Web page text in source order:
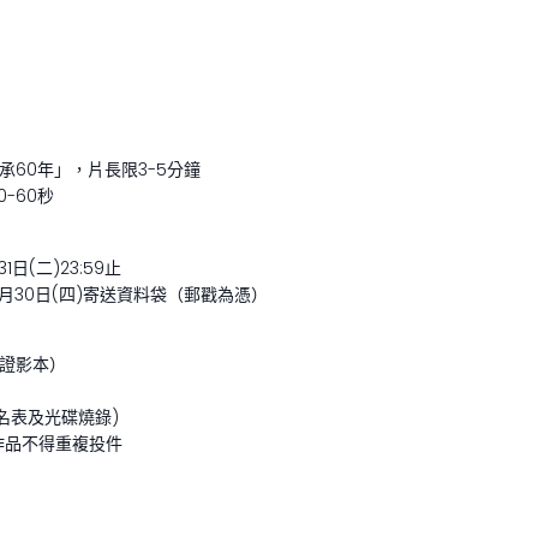
60年」，片長限3-5分鐘
60秒
日(二)23:59止
30日(四)寄送資料袋（郵戳為憑）
影本）
表及光碟燒錄)
不得重複投件